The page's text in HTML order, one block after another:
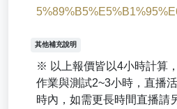
其他補充說明
※ 以上報價皆以4小時計算
作業與測試2~3小時，直播
時內，如需更長時間直播請